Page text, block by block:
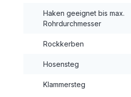
Haken geeignet bis max.
Rohrdurchmesser
Rockkerben
Hosensteg
Klammersteg